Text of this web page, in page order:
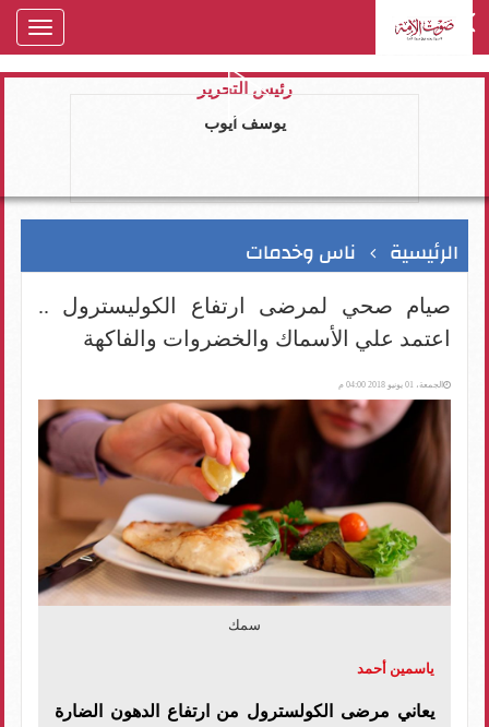
رئيس التحرير
يوسف ايوب
الرئيسية ناس وخدمات
صيام صحي لمرضى ارتفاع الكوليسترول ..
اعتمد علي الأسماك والخضروات والفاكهة
الجمعة، 01 يونيو 2018 04:00 م
سمك
ياسمين أحمد
يعاني مرضى الكولسترول من ارتفاع الدهون الضارة